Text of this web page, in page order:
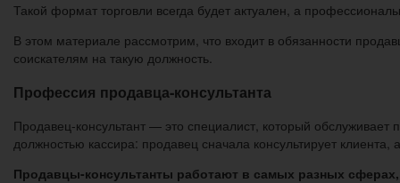
Такой формат торговли всегда будет актуален, а
В этом материале рассмотрим, что входит в обязанности
соискателям на такую должность.
Профессия продавца-консультанта
Продавец-консультант — это специалист, который
должностью кассира: продавец сначала консультирует
Продавцы-консультанты работают в самых разных